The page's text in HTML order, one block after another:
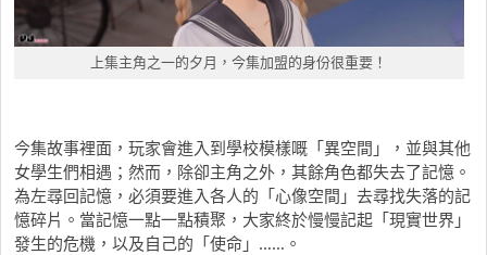
上集主角之一的夕月，今集加盟的身份很重要！
今集故事裡面，玩家會進入到學校模樣嘅「異空間」，並與其他
女學生們相遇；然而，除卻主角之外，其餘角色都失去了記憶。
為左尋回記憶，必須要進入各人的「心像空間」去尋找失落的記
憶碎片。當記憶一點一點積聚，大家終於慢慢記起「現實世界」
發生的危機，以及自己的「使命」……。